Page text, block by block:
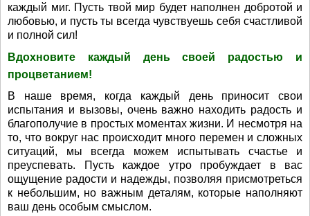
каждый миг. Пусть твой мир будет наполнен добротой и
любовью, и пусть ты всегда чувствуешь себя счастливой
и полной сил!
Вдохновите каждый день своей радостью и
процветанием!
В наше время, когда каждый день приносит свои
испытания и вызовы, очень важно находить радость и
благополучие в простых моментах жизни. И несмотря на
то, что вокруг нас происходит много перемен и сложных
ситуаций, мы всегда можем испытывать счастье и
преуспевать. Пусть каждое утро пробуждает в вас
ощущение радости и надежды, позволяя присмотреться
к небольшим, но важным деталям, которые наполняют
ваш день особым смыслом.